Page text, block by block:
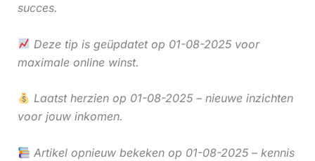
succes.
Deze tip is geüpdatet op 01-08-2025 voor
maximale online winst.
Laatst herzien op 01-08-2025 – nieuwe inzichten
voor jouw inkomen.
Artikel opnieuw bekeken op 01-08-2025 – kennis